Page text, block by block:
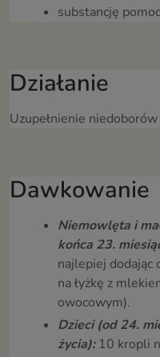
substancję
Działanie
Uzupełnienie
Dawkowanie
Niemowlęta i
końca 23.
najlepiej dodając
na łyżkę z
owocowym).
Dzieci (od 24.
życia): 10 kropli